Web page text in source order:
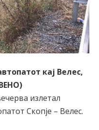
кај Велес,
излетал
Скопје – Велес.